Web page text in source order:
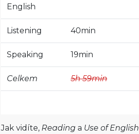
English
Listening 40min
Speaking 19min
Celkem 5h 59min
Jak vidíte, Readinga Use of English